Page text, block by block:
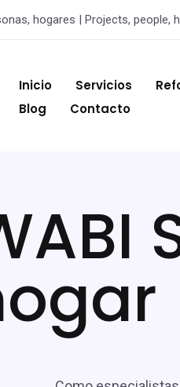
hogares | Projects, people,
Inicio Servicios
Blog
Contacto